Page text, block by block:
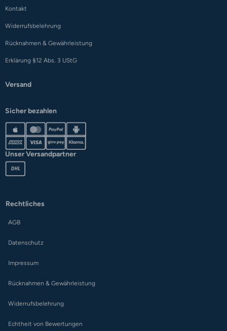
Kontakt
Widerrufsbelehrung
Rücknahmen & Gewährleistung
Erklärung §12 Abs. 3 UStG
Versand
Sicher bezahlen
Unser Versandpartner
Rechtliches
AGB
Datenschutz
Impressum
Rücknahmen & Gewährleistung
Widerrufsbelehrung
Echtheit von Bewertungen